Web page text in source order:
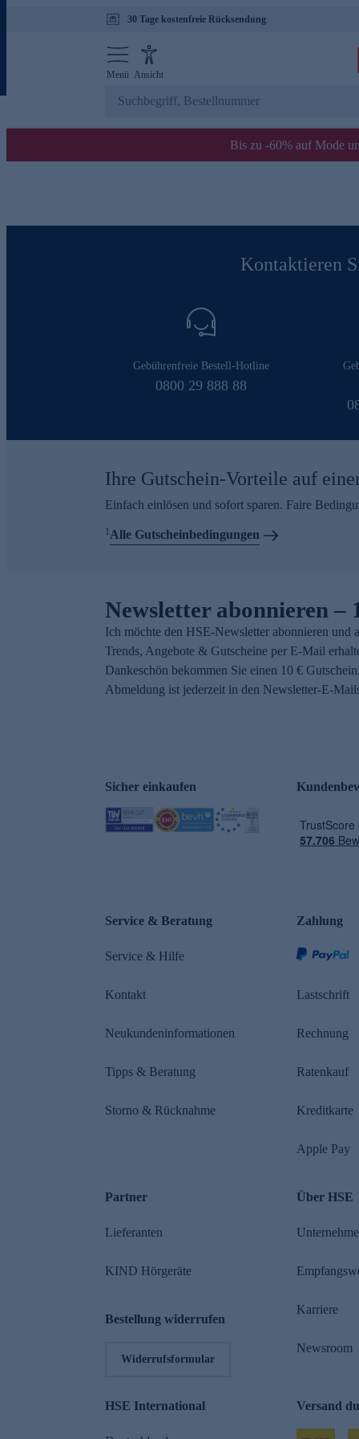
30 Tage kostenfreie Rücksendung
Menü Ansicht
Bis zu -60% auf Mode
Kontaktieren
Gebührenfreie Bestell-Hotline
0800 29 888 88
Ihre Gutschein-Vorteile auf
Einfach einlösen und sofort sparen. Faire
1Alle Gutscheinbedingungen
Newsletter abonnieren –
Ich möchte den HSE-Newsletter abonnieren und
Trends, Angebote & Gutscheine per E-Mail
Dankeschön bekommen Sie einen 10 €
Abmeldung ist jederzeit in den Newsletter-E-
Sicher einkaufen
Service & Beratung
Service & Hilfe
Kontakt
Neukundeninformationen
Tipps & Beratung
Storno & Rücknahme
Zahlung
Lastschrift
Rechnung
Ratenkauf
Kreditkarte
Apple Pay
Partner
Lieferanten
KIND Hörgeräte
Bestellung widerrufen
Widerrufsformular
Über HSE
Karriere
Newsroom
HSE International Versand